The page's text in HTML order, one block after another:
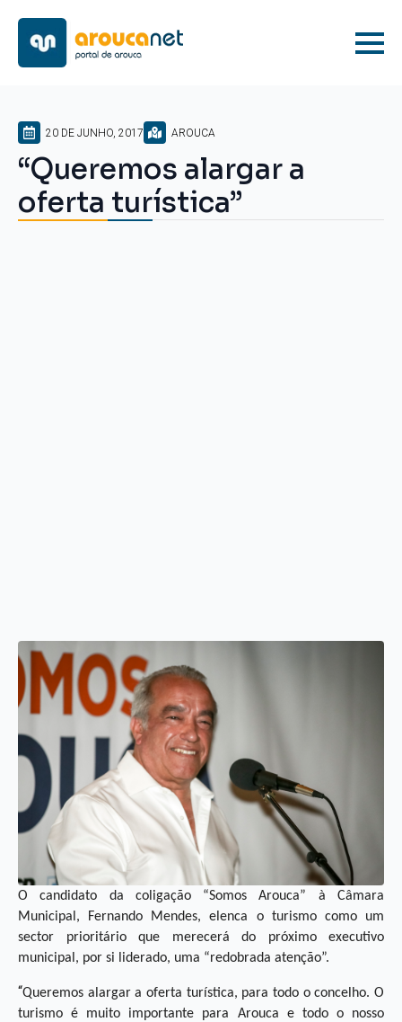
20 DE JUNHO, 2017 AROUCA
“Queremos alargar a
oferta turística”
O candidato da coligação “Somos Arouca” à Câmara
Municipal, Fernando Mendes, elenca o turismo como um
sector prioritário que merecerá do próximo executivo
municipal, por si liderado, uma “redobrada atenção”.
“Queremos alargar a oferta turística, para todo o concelho. O
turismo é muito importante para Arouca e todo o nosso